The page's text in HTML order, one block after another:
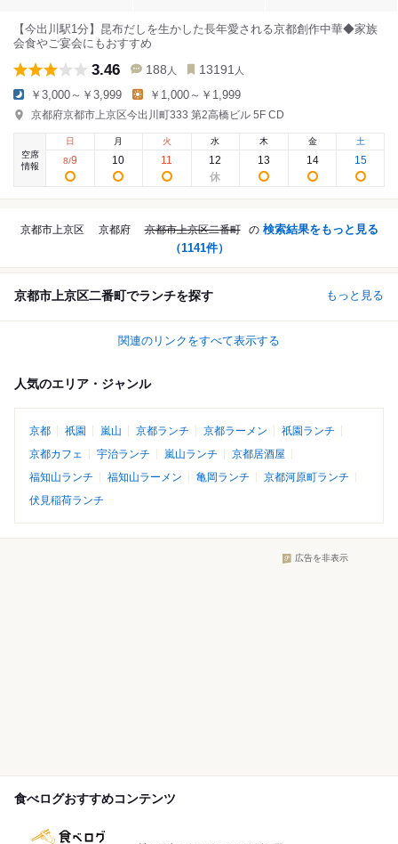
【今出川駅1分】昆布だしを生かした長年愛される京都創作中華◆家族
会食やご宴会にもおすすめ
3.46 188 人 13191 人
￥3,000～￥3,999 ￥1,000～￥1,999
京都府京都市上京区今出川町333 第2高橋ビル 5F CD
空席
情報
日
8/9
月
10
火
11
水
12
木
13
金
14
土
15
京都市上京区 京都府 京都市上京区二番町 の 検索結果をもっと見る
（1141件）
京都市上京区二番町でランチを探す もっと見る
関連のリンクをすべて表示する
人気のエリア・ジャンル
京都 祇園 嵐山 京都ランチ 京都ラーメン
祇園ランチ
京都カフェ
宇治ランチ 嵐山ランチ
京都居酒屋
福知山ランチ
福知山ラーメン 亀岡ランチ
京都河原町ランチ
伏見稲荷ランチ
広告を非表示
食べログおすすめコンテンツ